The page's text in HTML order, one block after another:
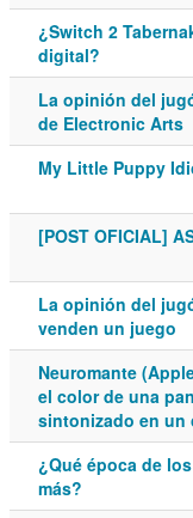
¿Switch 2
digital?
La opinión del
de Electronic Arts
My Little Puppy
[POST OFICIAL]
La opinión del
venden un juego
Neuromante
el color de una
sintonizado en un
¿Qué época de
más?